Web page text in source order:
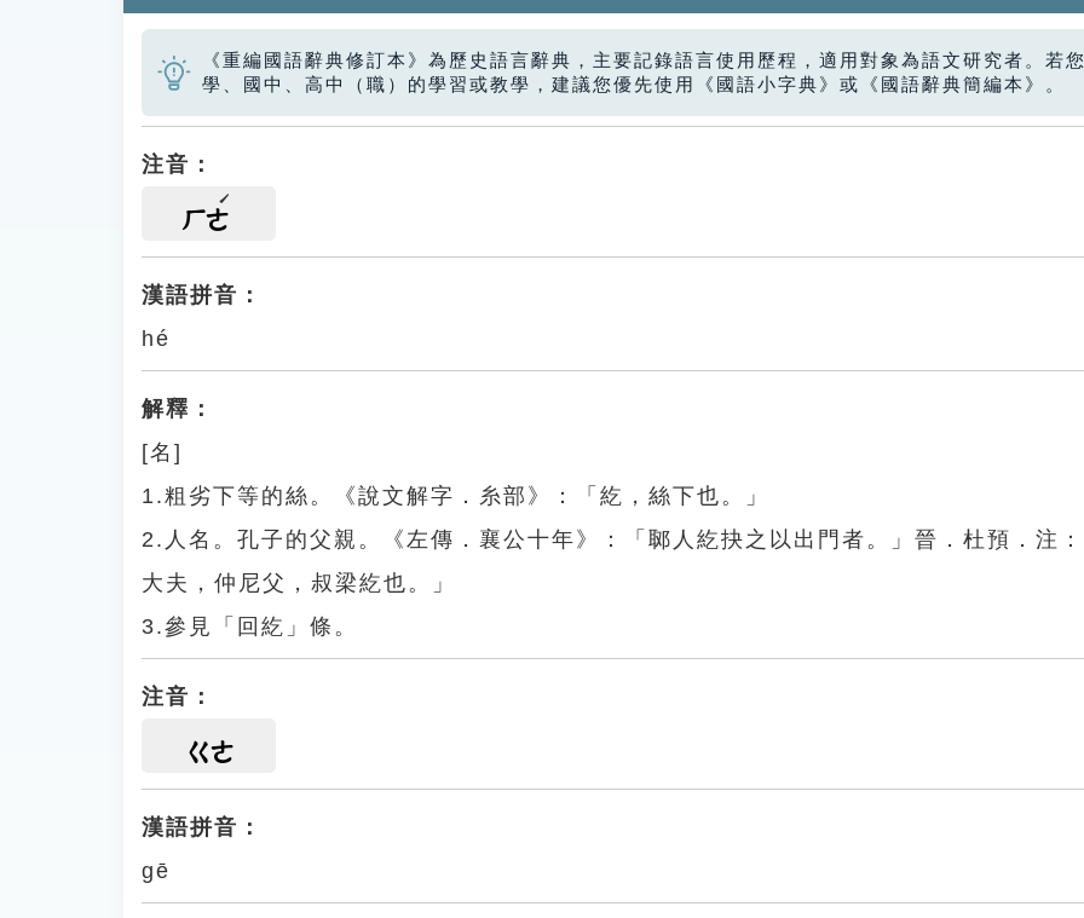
《重編國語辭典修訂本》為歷史語言辭典，主要記錄語言使用歷程，適用對象為語文研究者。若
學、國中、高中（職）的學習或教學，建議您優先使用《國語小字典》或《國語辭典簡編本》。
注音：
ㄏㄜ
漢語拼音：
hé
解釋：
[名]
1.粗劣下等的絲。《說文解字．糸部》：「紇，絲下也。」
2.人名。孔子的父親。《左傳．襄公十年》：「郰人紇抉之以出門者。」晉．杜預．注
大夫，仲尼父，叔梁紇也。」
3.參見「回紇」條。
注音：
ㄍㄜ
漢語拼音：
gē